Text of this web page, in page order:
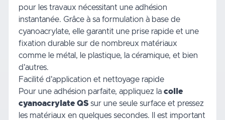
pour les travaux nécessitant une adhésion
instantanée. Grâce à sa formulation à base de
cyanoacrylate, elle garantit une prise rapide et une
fixation durable sur de nombreux matériaux
comme le métal, le plastique, la céramique, et bien
d'autres.
Facilité d'application et nettoyage rapide
Pour une adhésion parfaite, appliquez la colle
cyanoacrylate QS sur une seule surface et pressez
les matériaux en quelques secondes. Il est important